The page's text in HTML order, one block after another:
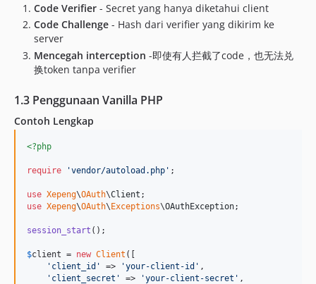
Code Verifier - Secret yang hanya diketahui client
Code Challenge - Hash dari verifier yang dikirim ke
server
Mencegah interception -即使有人拦截了code，也无法兑
换token tanpa verifier
1.3 Penggunaan Vanilla PHP
Contoh Lengkap
<?php
require 'vendor/autoload.php ' ;
use Xepeng\OAuth\Client
use Xepeng\OAuth\Exceptions\OAuthException;
session_start ();
$client = new Client ([
' client_id ' => 'your-client-id ' ,
' client_secret ' => 'your-client-secret ' ,